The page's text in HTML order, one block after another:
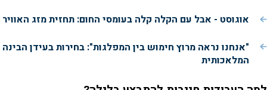
אוגוסט - אבל עם הקלה קלה בעומסי החום: תחזית מזג האוויר
"אנחנו נראה מרוץ חימוש בין המפלגות": בחירות בעידן הבינה
המלאכותית